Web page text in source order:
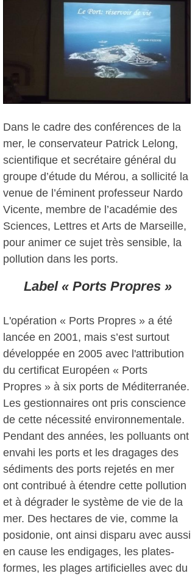
Dans le cadre des conférences de la
mer, le conservateur Patrick Lelong,
scientifique et secrétaire général du
groupe d’étude du Mérou, a sollicité la
venue de l’éminent professeur Nardo
Vicente, membre de l’académie des
Sciences, Lettres et Arts de Marseille,
pour animer ce sujet très sensible, la
pollution dans les ports.
Label « Ports Propres »
L'opération « Ports Propres » a été
lancée en 2001, mais s’est surtout
développée en 2005 avec l'attribution
du certificat Européen « Ports
Propres » à six ports de Méditerranée.
Les gestionnaires ont pris conscience
de cette nécessité environnementale.
Pendant des années, les polluants ont
envahi les ports et les dragages des
sédiments des ports rejetés en mer
ont contribué à étendre cette pollution
et à dégrader le système de vie de la
mer. Des hectares de vie, comme la
posidonie, ont ainsi disparu avec aussi
en cause les endigages, les plates-
formes, les plages artificielles avec du